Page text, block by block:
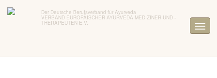
Der Deutsche Berufsverband für Ayurveda
VERBAND EUROPÄISCHER AYURVEDA MEDIZINER UND -
THERAPEUTEN E.V.